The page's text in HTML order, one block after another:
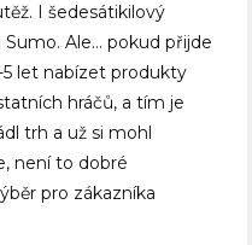
I šedesátikilový
Ale… pokud přijde
5 let nabízet produkty
hráčů, a tím je
trh a už si mohl
není to dobré
pro zákazníka